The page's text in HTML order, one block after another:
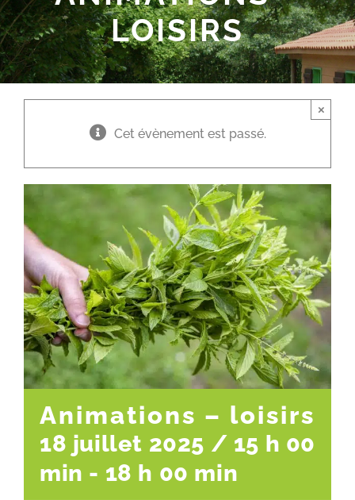
LOISIRS
Cet évènement est passé.
×
Animations – loisirs
18 juillet 2025 / 15 h 00
min - 18 h 00 min